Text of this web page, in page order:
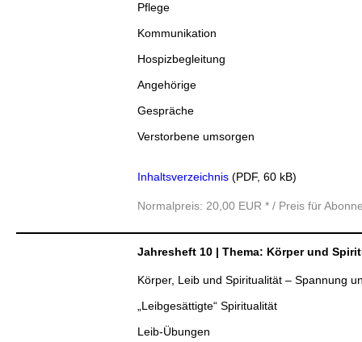
Pflege
Kommunikation
Hospizbegleitung
Angehörige
Gespräche
Verstorbene umsorgen
Inhaltsverzeichnis (PDF, 60 kB)
Normalpreis: 20,00 EUR * / Preis für
Jahresheft 10 | Thema: Körper und
Körper, Leib und Spiritualität – Spannung
„Leibgesättigte“ Spiritualität
Leib-Übungen